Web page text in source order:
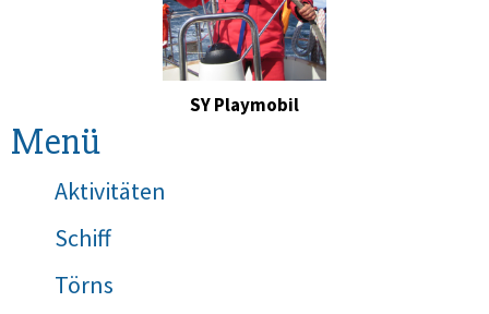
SY Playmobil
Menü
Aktivitäten
Schiff
Törns